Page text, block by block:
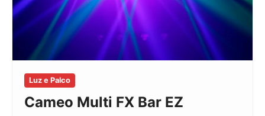
Luz e Palco
Cameo Multi FX Bar EZ